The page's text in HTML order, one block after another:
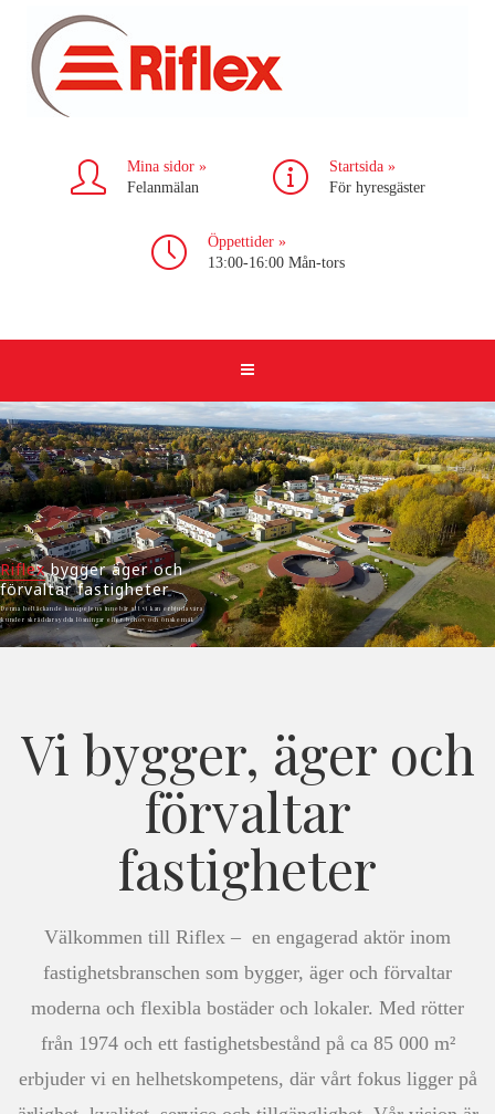
Mina sidor »
Felanmälan
Startsida »
För hyresgäster
Öppettider »
13:00-16:00 Mån-tors
Riflexbygger äger och
förvaltar fastigheter
Denna heltäckande kompetens innebär att vi kan erbjuda våra
kunder skräddarsydda lösningar efter behov och önskemål.
Vi bygger, äger och
förvaltar
fastigheter
Välkommen till Riflex – en engagerad aktör inom
fastighetsbranschen som bygger, äger och förvaltar
moderna och flexibla bostäder och lokaler. Med rötter
från 1974 och ett fastighetsbestånd på ca 85 000 m²
erbjuder vi en helhetskompetens, där vårt fokus ligger på